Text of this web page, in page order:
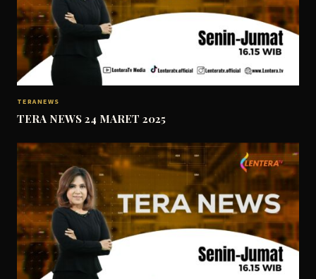
TERANEWS
TERA NEWS 24 MARET 2025